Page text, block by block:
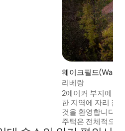
웨이크필드
장
리베랑
2에이커 부지에 위
한 지역에 자리 잡
것을 환영합니다.
주택은 전체적으